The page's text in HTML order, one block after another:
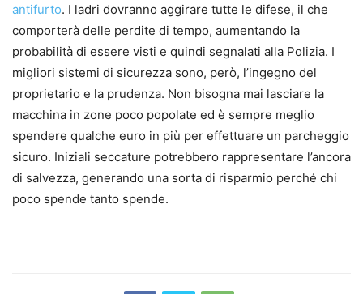
antifurto. I ladri dovranno aggirare tutte le difese, il che
comporterà delle perdite di tempo, aumentando la
probabilità di essere visti e quindi segnalati alla Polizia. I
migliori sistemi di sicurezza sono, però, l’ingegno del
proprietario e la prudenza. Non bisogna mai lasciare la
macchina in zone poco popolate ed è sempre meglio
spendere qualche euro in più per effettuare un parcheggio
sicuro. Iniziali seccature potrebbero rappresentare l’ancora
di salvezza, generando una sorta di risparmio perché chi
poco spende tanto spende.